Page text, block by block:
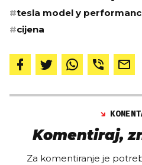
#tesla model y
#cijena
Komentiraj,
Za komentiranje je